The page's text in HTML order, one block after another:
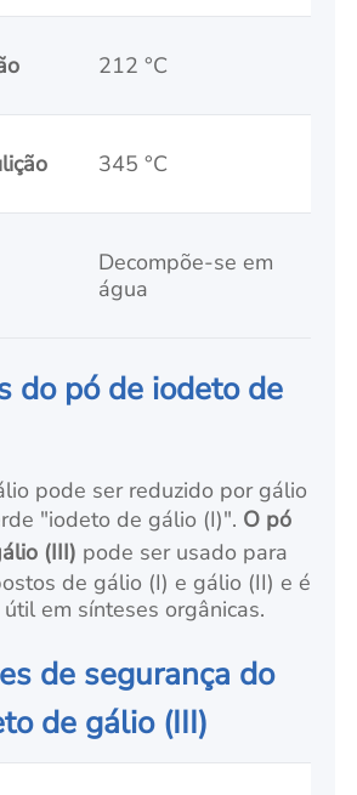
212 °C
345 °C
Decompõe-se em
água
do pó de iodeto de
pode ser reduzido por gálio
"iodeto de gálio (I)". O pó
(III) pode ser usado para
de gálio (I) e gálio (II) e é
em sínteses orgânicas.
de segurança do
de gálio (III)